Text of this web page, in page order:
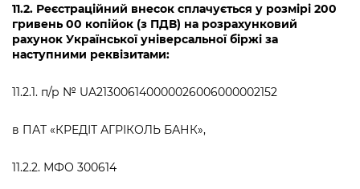
11.2. Реєстраційний внесок сплачується у розмірі 200
гривень 00 копійок (з ПДВ) на розрахунковий
рахунок Української універсальної біржі за
наступними реквізитами:
11.2.1. п/р № UA213006140000026006000002152
в ПАТ «КРЕДІТ АГРІКОЛЬ БАНК»,
11.2.2. МФО 300614